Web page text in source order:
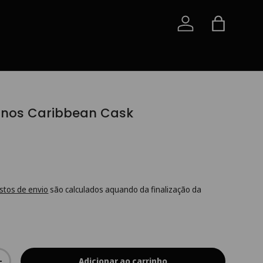
Iniciar sessão
Saco
Caribbean Cask
de envio são calculados aquando da finalização da